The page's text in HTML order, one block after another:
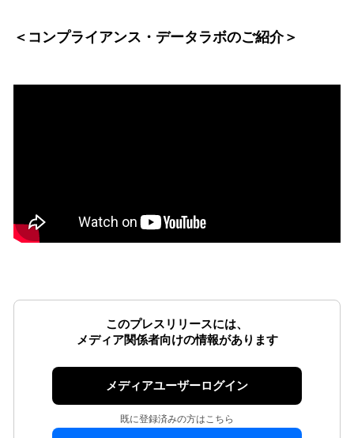
＜コンプライアンス・データラボのご紹介＞
このプレスリリースには、
メディア関係者向けの情報があります
メディアユーザーログイン
既に登録済みの方はこちら